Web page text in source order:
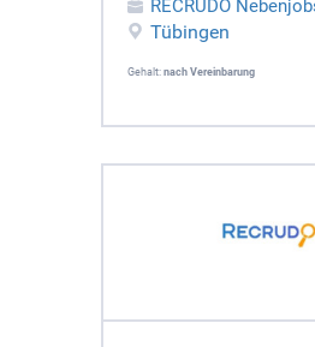
RECRUDO
Tübingen
Gehalt: nach Vereinbarung